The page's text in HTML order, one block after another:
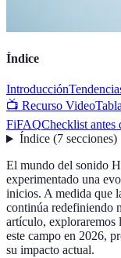
Índice
Introducción
📺 Recurso Video
FiFAQChecklist antes
Índice(7 secciones)
El mundo del sonido
experimentado una
inicios. A medida que
continúa redefiniendo
artículo, exploraremos
este campo en 2026,
su impacto actual.